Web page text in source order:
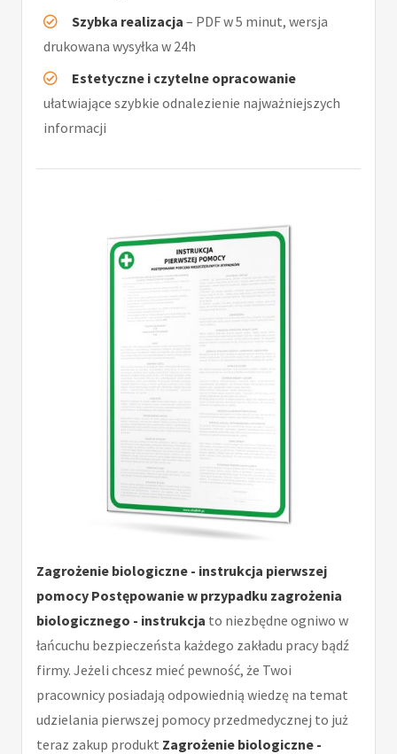
Szybka realizacja – PDF w 5 minut, wersja
drukowana wysyłka w 24h
Estetyczne i czytelne opracowanie
ułatwiające szybkie odnalezienie najważniejszych
informacji
Zagrożenie biologiczne - instrukcja pierwszej
pomocy Postępowanie w przypadku zagrożenia
biologicznego - instrukcja to niezbędne ogniwo w
łańcuchu bezpieczeństa każdego zakładu pracy bądź
firmy. Jeżeli chcesz mieć pewność, że Twoi
pracownicy posiadają odpowiednią wiedzę na temat
udzielania pierwszej pomocy przedmedycznej to już
teraz zakup produkt Zagrożenie biologiczne -